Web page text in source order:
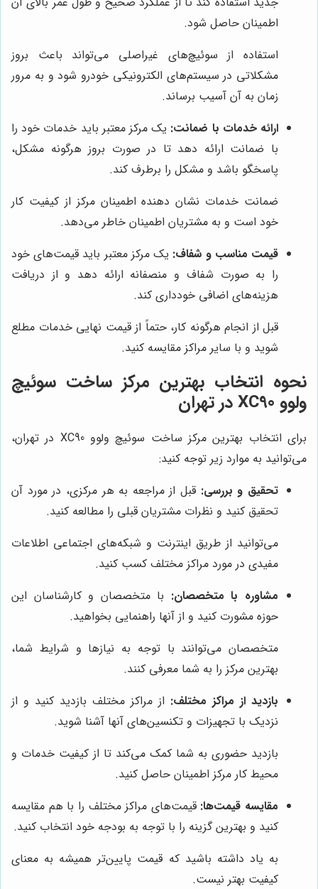
اطمینان حاصل شود.
استفاده از سوئیچ‌های غیراصلی می‌تواند باعث بروز
مشکلاتی در سیستم‌های الکترونیکی خودرو شود و به مرور
زمان به آن آسیب برساند.
ارائه خدمات با ضمانت: یک مرکز معتبر باید خدمات خود را
با ضمانت ارائه دهد تا در صورت بروز هرگونه مشکل،
پاسخگو باشد و مشکل را برطرف کند.
ضمانت خدمات نشان دهنده اطمینان مرکز از کیفیت کار
خود است و به مشتریان اطمینان خاطر می‌دهد.
قیمت مناسب و شفاف: یک مرکز معتبر باید قیمت‌های خود
را به صورت شفاف و منصفانه ارائه دهد و از دریافت
هزینه‌های اضافی خودداری کند.
قبل از انجام هرگونه کار، حتماً از قیمت نهایی خدمات مطلع
شوید و با سایر مراکز مقایسه کنید.
نحوه انتخاب بهترین مرکز ساخت سوئیچ
ولوو XC90 در تهران
برای انتخاب بهترین مرکز ساخت سوئیچ ولوو XC90 در تهران،
می‌توانید به موارد زیر توجه کنید:
تحقیق و بررسی: قبل از مراجعه به هر مرکزی، در مورد آن
تحقیق کنید و نظرات مشتریان قبلی را مطالعه کنید.
می‌توانید از طریق اینترنت و شبکه‌های اجتماعی اطلاعات
مفیدی در مورد مراکز مختلف کسب کنید.
مشاوره با متخصصان: با متخصصان و کارشناسان این
حوزه مشورت کنید و از آنها راهنمایی بخواهید.
متخصصان می‌توانند با توجه به نیازها و شرایط شما،
بهترین مرکز را به شما معرفی کنند.
بازدید از مراکز مختلف: از مراکز مختلف بازدید کنید و از
نزدیک با تجهیزات و تکنسین‌های آنها آشنا شوید.
بازدید حضوری به شما کمک می‌کند تا از کیفیت خدمات و
محیط کار مرکز اطمینان حاصل کنید.
مقایسه قیمت‌ها: قیمت‌های مراکز مختلف را با هم مقایسه
کنید و بهترین گزینه را با توجه به بودجه خود انتخاب کنید.
به یاد داشته باشید که قیمت پایین‌تر همیشه به معنای
کیفیت بهتر نیست.